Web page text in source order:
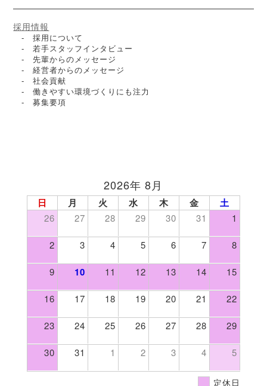
採用情報
- 採用について
- 若手スタッフインタビュー
- 先輩からのメッセージ
- 経営者からのメッセージ
- 社会貢献
- 働きやすい環境づくりにも注力
- 募集要項
2026年 8月
日 月 火 水 木 金 土
26 27 28 29 30 31 1
2 3 4 5 6 7 8
9 10 11 12 13 14 15
16 17 18 19 20 21 22
23 24 25 26 27 28 29
30 31 1 2 3 4 5
定休日